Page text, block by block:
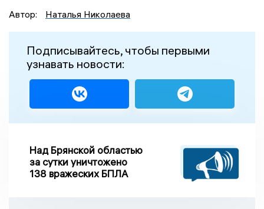
Автор:
Наталья Николаева
Подписывайтесь, чтобы первыми
узнавать новости:
Над Брянской областью
за сутки уничтожено
138 вражеских БПЛА